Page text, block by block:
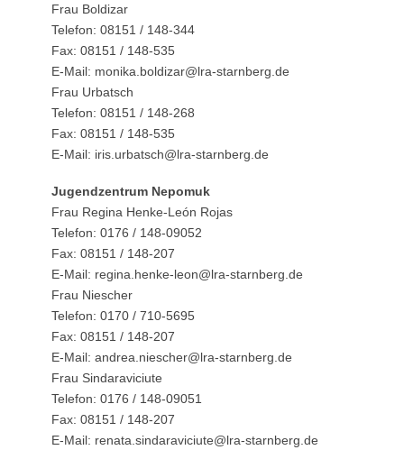
Frau Boldizar
Telefon: 08151 / 148-344
Fax: 08151 / 148-535
E-Mail: monika.boldizar@lra-starnberg.de
Frau Urbatsch
Telefon: 08151 / 148-268
Fax: 08151 / 148-535
E-Mail: iris.urbatsch@lra-starnberg.de
Jugendzentrum Nepomuk
Frau Regina Henke-León Rojas
Telefon: 0176 / 148-09052
Fax: 08151 / 148-207
E-Mail: regina.henke-leon@lra-starnberg.de
Frau Niescher
Telefon: 0170 / 710-5695
Fax: 08151 / 148-207
E-Mail: andrea.niescher@lra-starnberg.de
Frau Sindaraviciute
Telefon: 0176 / 148-09051
Fax: 08151 / 148-207
E-Mail: renata.sindaraviciute@lra-starnberg.de